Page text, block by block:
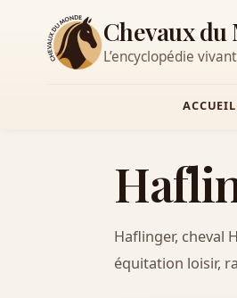
Chevaux du
L’encyclopédie
ACCUEIL
Haflinger, cheval
équitation loisir,